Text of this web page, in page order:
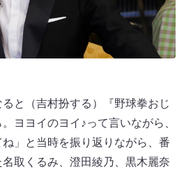
と（吉村扮する）『野球拳おじ
ヨヨイのヨイ♪って言いながら、
」と当時を振り返りながら、番
取くるみ、澄田綾乃、黒木麗奈